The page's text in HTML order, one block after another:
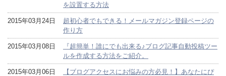
を設置する方法
2015年03月24日
超初心者でもできる！メールマガジン登録ページの
作り方
2015年03月08日
『超簡単！誰にでも出来る♪ブログ記事自動投稿ツー
ルを作成する方法をご紹介。
2015年03月06日
【ブログアクセスにお悩みの方必見！】あなたにぴ